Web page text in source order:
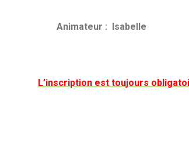
Animateur : Isabelle
L’inscription est toujours